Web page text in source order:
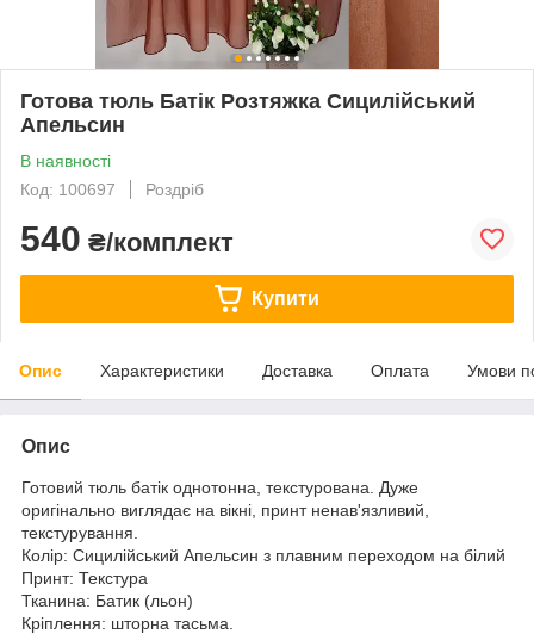
Готова тюль Батік Розтяжка Сицилійський
Апельсин
В наявності
Код: 100697
Роздріб
540 ₴/комплект
Купити
Опис Характеристики Доставка Оплата Умови
Опис
Готовий тюль батік однотонна, текстурована. Дуже
оригінально виглядає на вікні, принт ненав'язливий,
текстурування.
Колір: Сицилійський Апельсин з плавним переходом на білий
Принт: Текстура
Тканина: Батик (льон)
Кріплення: шторна тасьма.